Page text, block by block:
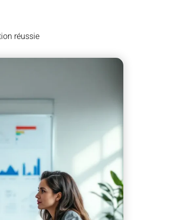
réussie